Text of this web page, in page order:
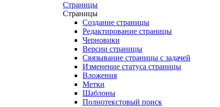
Страницы
Страницы
Создание страницы
Редактирование страницы
Черновики
Версии страницы
Связывание страницы с задачей
Изменение статуса страницы
Вложения
Метки
Шаблоны
Полнотекстовый поиск